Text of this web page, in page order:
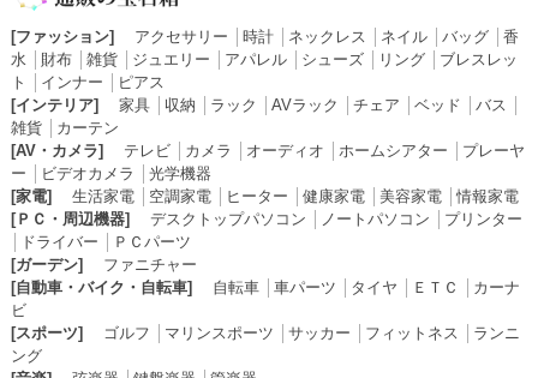
[ファッション] アクセサリー 時計│ ネックレス ネイル│ バッグ│ 香
水
財布│ 雑貨│ ジュエリー アパレル│ シューズ│ リング│ ブレスレッ
ト
インナー
ピアス
[インテリア]
家具│ 収納 ラック AVラック チェア ベッド バス
雑貨│ カーテン
[AV・カメラ]
テレビ│ カメラ オーディオ ホームシアター
プレーヤ
ー
ビデオカメラ
光学機器
[家電]
生活家電│ 空調家電│ ヒーター 健康家電│ 美容家電│情報家電
[ＰＣ・周辺機器]
デスクトップパソコン ノートパソコン
プリンター
ドライバー
ＰＣパーツ
[ガーデン]
ファニチャー
[自動車・バイク・自転車]
自転車│ 車パーツ タイヤ ＥＴＣ
カーナ
ビ
[スポーツ]
ゴルフ マリンスポーツ サッカー フィットネス
ランニ
ング